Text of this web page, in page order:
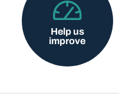
Help us
improve